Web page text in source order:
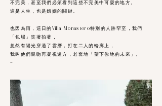
不完美，甚至我們必須看到這些不完美中可愛的地方。
這是人生，也是婚姻的關鍵。
也因為雨，這日的Villa Monastero特別的人跡罕至，我們
「包場」笑著拍著，
忽然有陽光穿過了雲層，打在二人的輪廓上，
我叫他們親吻再凝視遠方，老套地「望下你地的未來」。
-